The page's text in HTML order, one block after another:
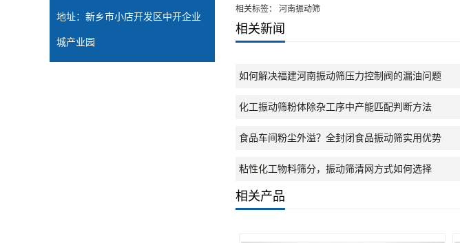
地址：新乡市小店开发区中开企业
城产业园
相关标签： 河南振动筛
相关新闻
如何解决福建河南振动筛压力控制阀的漏油问题
化工振动筛粉体除杂工序中产能匹配判断方法
食品车间粉尘外溢？全封闭食品振动筛实用优势
粘性化工物料筛分，振动筛清网方式如何选择
相关产品